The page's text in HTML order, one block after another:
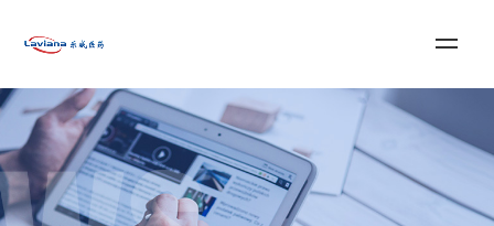
登录 注册 English
首页
关于乐威